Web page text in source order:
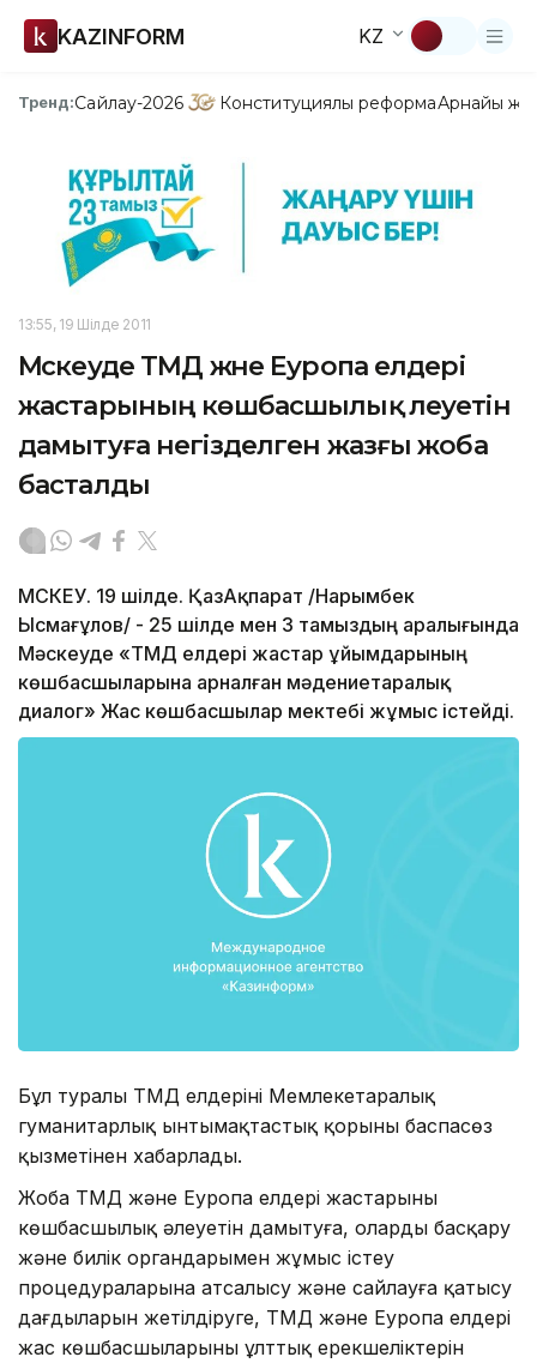
KAZINFORM KZ
Тренд:Сайлау-2026 Конституциялық реформаАрнайы
13:55, 19 Шілде 2011
Мәскеуде ТМД және Еуропа елдері
жастарының көшбасшылық әлеуетін
дамытуға негізделген жазғы жоба
басталды
МӘСКЕУ. 19 шілде. ҚазАқпарат /Нарымбек
Ысмағұлов/ - 25 шілде мен 3 тамыздың аралығында
Мәскеуде «ТМД елдері жастар ұйымдарының
көшбасшыларына арналған мәдениетаралық
диалог» Жас көшбасшылар мектебі жұмыс істейді.
Бұл туралы ТМД елдерінің Мемлекетаралық
гуманитарлық ынтымақтастық қорының баспасөз
қызметінен хабарлады.
Жоба ТМД және Еуропа елдері жастарының
көшбасшылық әлеуетін дамытуға, олардың басқару
және билік органдарымен жұмыс істеу
процедураларына атсалысу және сайлауға қатысу
дағдыларын жетілдіруге, ТМД және Еуропа елдері
жас көшбасшыларының ұлттық ерекшеліктерін